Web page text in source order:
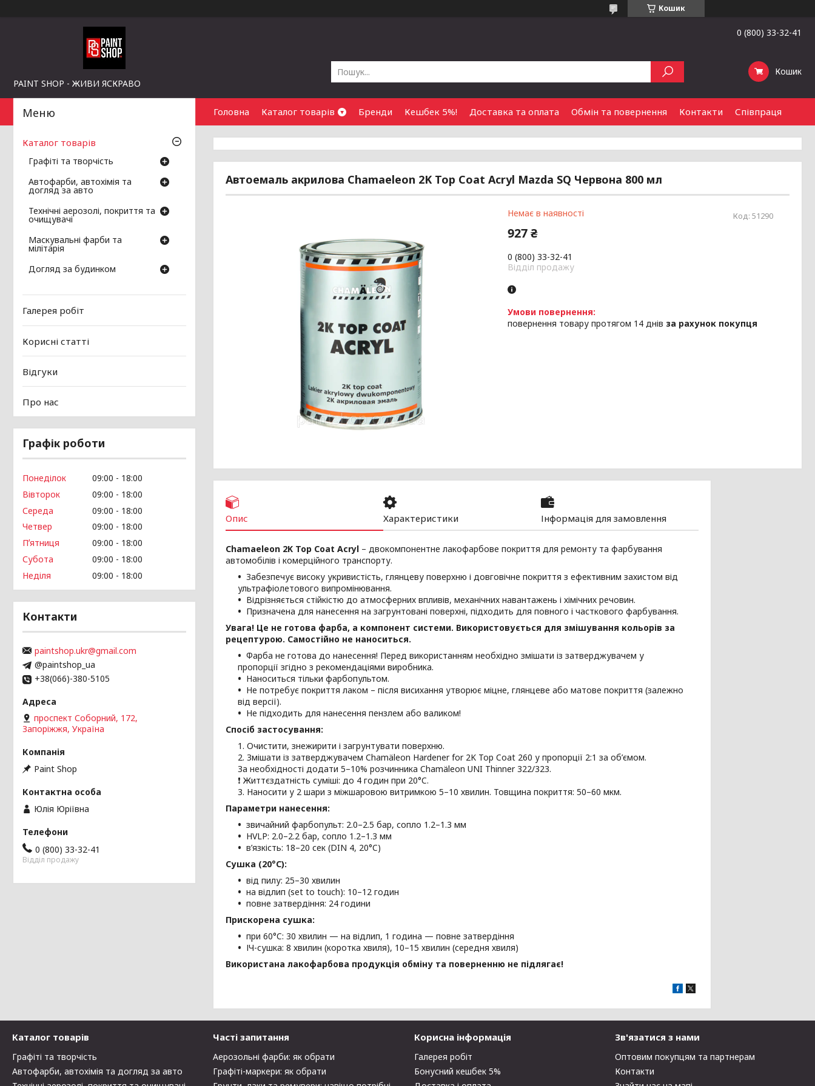
Кошик
PAINT SHOP - ЖИВИ ЯСКРАВО
0 (800) 33-32-41
Кошик
Головна Каталог товарів Бренди Кешбек 5%! Доставка та оплата Обмін та повернення Контакти Співпраця
Автоемаль акрилова Chamaeleon 2K Top Coat Acryl Mazda SQ Червона 800 мл
Немає в наявності Код: 51290
927 ₴
0 (800) 33-32-41
Відділ продажу
повернення товару протягом 14 днів за рахунок покупця
Опис Характеристики Інформація для замовлення
Chamaeleon 2K Top Coat Acryl – двокомпонентне лакофарбове покриття для ремонту та фарбування
автомобілів і комерційного транспорту.
Забезпечує високу укривистість, глянцеву поверхню і довговічне покриття з ефективним захистом від
ультрафіолетового випромінювання.
Відрізняється стійкістю до атмосферних впливів, механічних навантажень і хімічних речовин.
Призначена для нанесення на загрунтовані поверхні, підходить для повного і часткового фарбування.
Увага! Це не готова фарба, а компонент системи. Використовується для змішування кольорів за
рецептурою. Самостійно не наноситься.
Фарба не готова до нанесення! Перед використанням необхідно змішати із затверджувачем у
пропорції згідно з рекомендаціями виробника.
Наноситься тільки фарбопультом.
Не потребує покриття лаком – після висихання утворює міцне, глянцеве або матове покриття (залежно
від версії).
Не підходить для нанесення пензлем або валиком!
Спосіб застосування:
Очистити, знежирити і загрунтувати поверхню.
Змішати із затверджувачем Chamäleon Hardener for 2K Top Coat 260 у пропорції 2:1 за об’ємом.
За необхідності додати 5–10% розчинника Chamäleon UNI Thinner 322/323.
❗️ Життєздатність суміші: до 4 годин при 20°C.
Наносити у 2 шари з міжшаровою витримкою 5–10 хвилин. Товщина покриття: 50–60 мкм.
Параметри нанесення:
звичайний фарбопульт: 2.0–2.5 бар, сопло 1.2–1.3 мм
HVLP: 2.0–2.2 бар, сопло 1.2–1.3 мм
в’язкість: 18–20 сек (DIN 4, 20°C)
Сушка (20°C):
від пилу: 25–30 хвилин
на відлип (set to touch): 10–12 годин
повне затвердіння: 24 години
Прискорена сушка:
при 60°C: 30 хвилин — на відлип, 1 година — повне затвердіння
ІЧ-сушка: 8 хвилин (коротка хвиля), 10–15 хвилин (середня хвиля)
Використана лакофарбова продукція обміну та поверненню не підлягає!
Каталог товарів
Графіті та творчість
Автофарби, автохімія та
догляд за авто
Технічні аерозолі, покриття та
очищувачі
Маскувальні фарби та
мілітарія
Догляд за будинком
Галерея робіт
Корисні статті
Відгуки
Про нас
Графік роботи
Понеділок 09:00
18:00
Вівторок
09:00
18:00
Середа
09:00
18:00
Четвер
09:00
18:00
Пʼятниця
09:00
18:00
Субота
09:00
18:00
Неділя
09:00 18:00
Контакти
paintshop.ukr@gmail.com
@paintshop_ua
+38(066)-380-5105
проспект Соборний, 172,
Запоріжжя, Україна
Paint Shop
Юлія Юріївна
0 (800) 33-32-41
Відділ продажу
Каталог товарів
Графіті та творчість
Автофарби, автохімія та догляд за авто
Часті запитання
Аерозольні фарби: як обрати
Графіті-маркери: як обрати
Корисна інформація
Галерея робіт
Бонусний кешбек 5%
Зв'язатися з нами
Оптовим покупцям та партнерам
Контакти